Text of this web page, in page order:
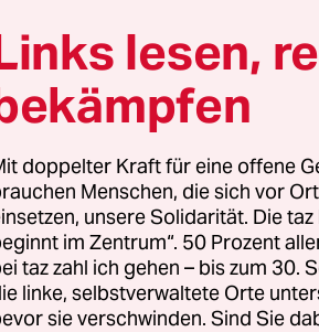
Landwirtschaftsminister
Montag in Kiel einen
Wochen keine solche
ausgestellt werden.
Woche ein ähnliches
wir auf ein bundesweit
Vorgehen drängen“,
lesen,
doppelter Kraft für eine offene
Menschen, die sich vor
unsere Solidarität. Die
im Zentrum“. 50 Prozent
taz zahl ich gehen – bis zum 30.
linke, selbstverwaltete Orte
sie verschwinden. Sind Sie